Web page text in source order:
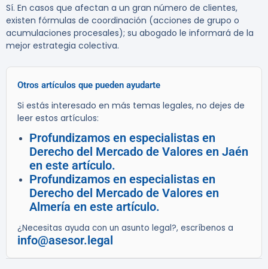
Sí. En casos que afectan a un gran número de clientes,
existen fórmulas de coordinación (acciones de grupo o
acumulaciones procesales); su abogado le informará de la
mejor estrategia colectiva.
Otros artículos que pueden ayudarte
Si estás interesado en más temas legales, no dejes de
leer estos artículos:
Profundizamos en especialistas en
Derecho del Mercado de Valores en Jaén
en este artículo.
Profundizamos en especialistas en
Derecho del Mercado de Valores en
Almería en este artículo.
¿Necesitas ayuda con un asunto legal?, escríbenos a
info@asesor.legal